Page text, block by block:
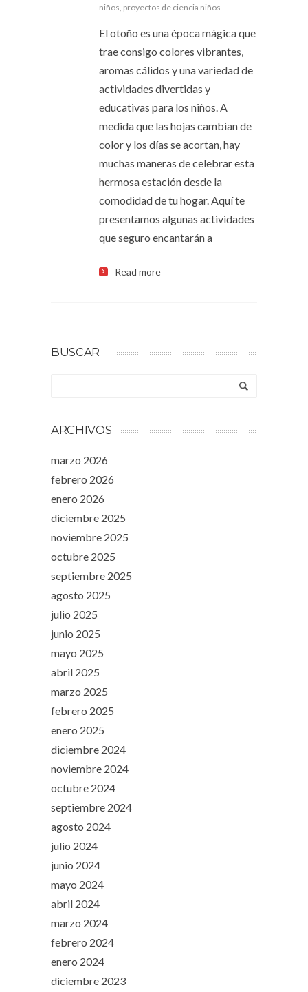
niños proyectos de ciencia niños
El otoño es una época mágica que
trae consigo colores vibrantes,
aromas cálidos y una variedad de
actividades divertidas y
educativas para los niños. A
medida que las hojas cambian de
color y los días se acortan, hay
muchas maneras de celebrar esta
hermosa estación desde la
comodidad de tu hogar. Aquí te
presentamos algunas actividades
que seguro encantarán a
Read more
BUSCAR
ARCHIVOS
marzo 2026
febrero 2026
enero 2026
diciembre 2025
noviembre 2025
octubre 2025
septiembre 2025
agosto 2025
julio 2025
junio 2025
mayo 2025
abril 2025
marzo 2025
febrero 2025
enero 2025
diciembre 2024
noviembre 2024
octubre 2024
septiembre 2024
agosto 2024
julio 2024
junio 2024
mayo 2024
abril 2024
marzo 2024
febrero 2024
enero 2024
diciembre 2023